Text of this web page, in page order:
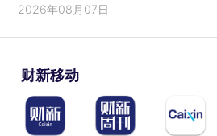
2026年08月07日
财新移动